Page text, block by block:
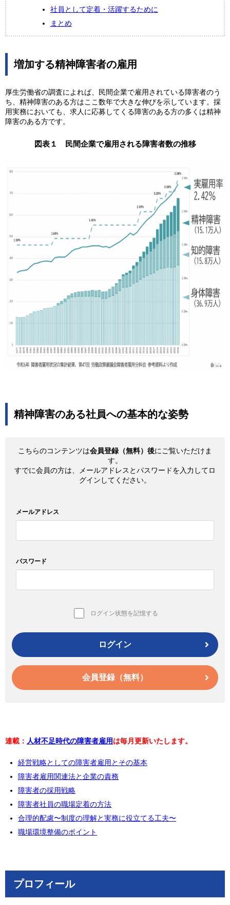
社員として定着・活躍するために
まとめ
増加する精神障害者の雇用
厚生労働省の調査によれば、民間企業で雇用されている障害者のう
ち、精神障害のある方はここ数年で大きな伸びを示しています。採
用実務においても、求人に応募してくる障害のある方の多くは精神
障害のある方です。
図表１ 民間企業で雇用される障害者数の推移
精神障害のある社員への基本的な姿勢
こちらのコンテンツは会員登録（無料）後にご覧いただけま
す。
すでに会員の方は、メールアドレスとパスワードを入力してロ
グインしてください。
メールアドレス
パスワード
ログイン状態を記憶する
ログイン
会員登録（無料）
連載： 人材不足時代の障害者雇用は毎月更新いたします。
経営戦略としての障害者雇用とその基本
障害者雇用関連法と企業の責務
障害者の採用戦略
障害者社員の職場定着の方法
合理的配慮〜制度の理解と実務に役立てる工夫〜
職場環境整備のポイント
プロフィール